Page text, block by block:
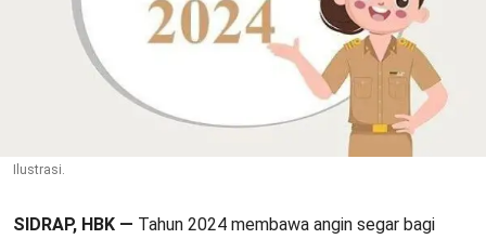
Ilustrasi.
SIDRAP, HBK — Tahun 2024 membawa angin segar bagi